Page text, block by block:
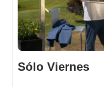
Sólo Viernes